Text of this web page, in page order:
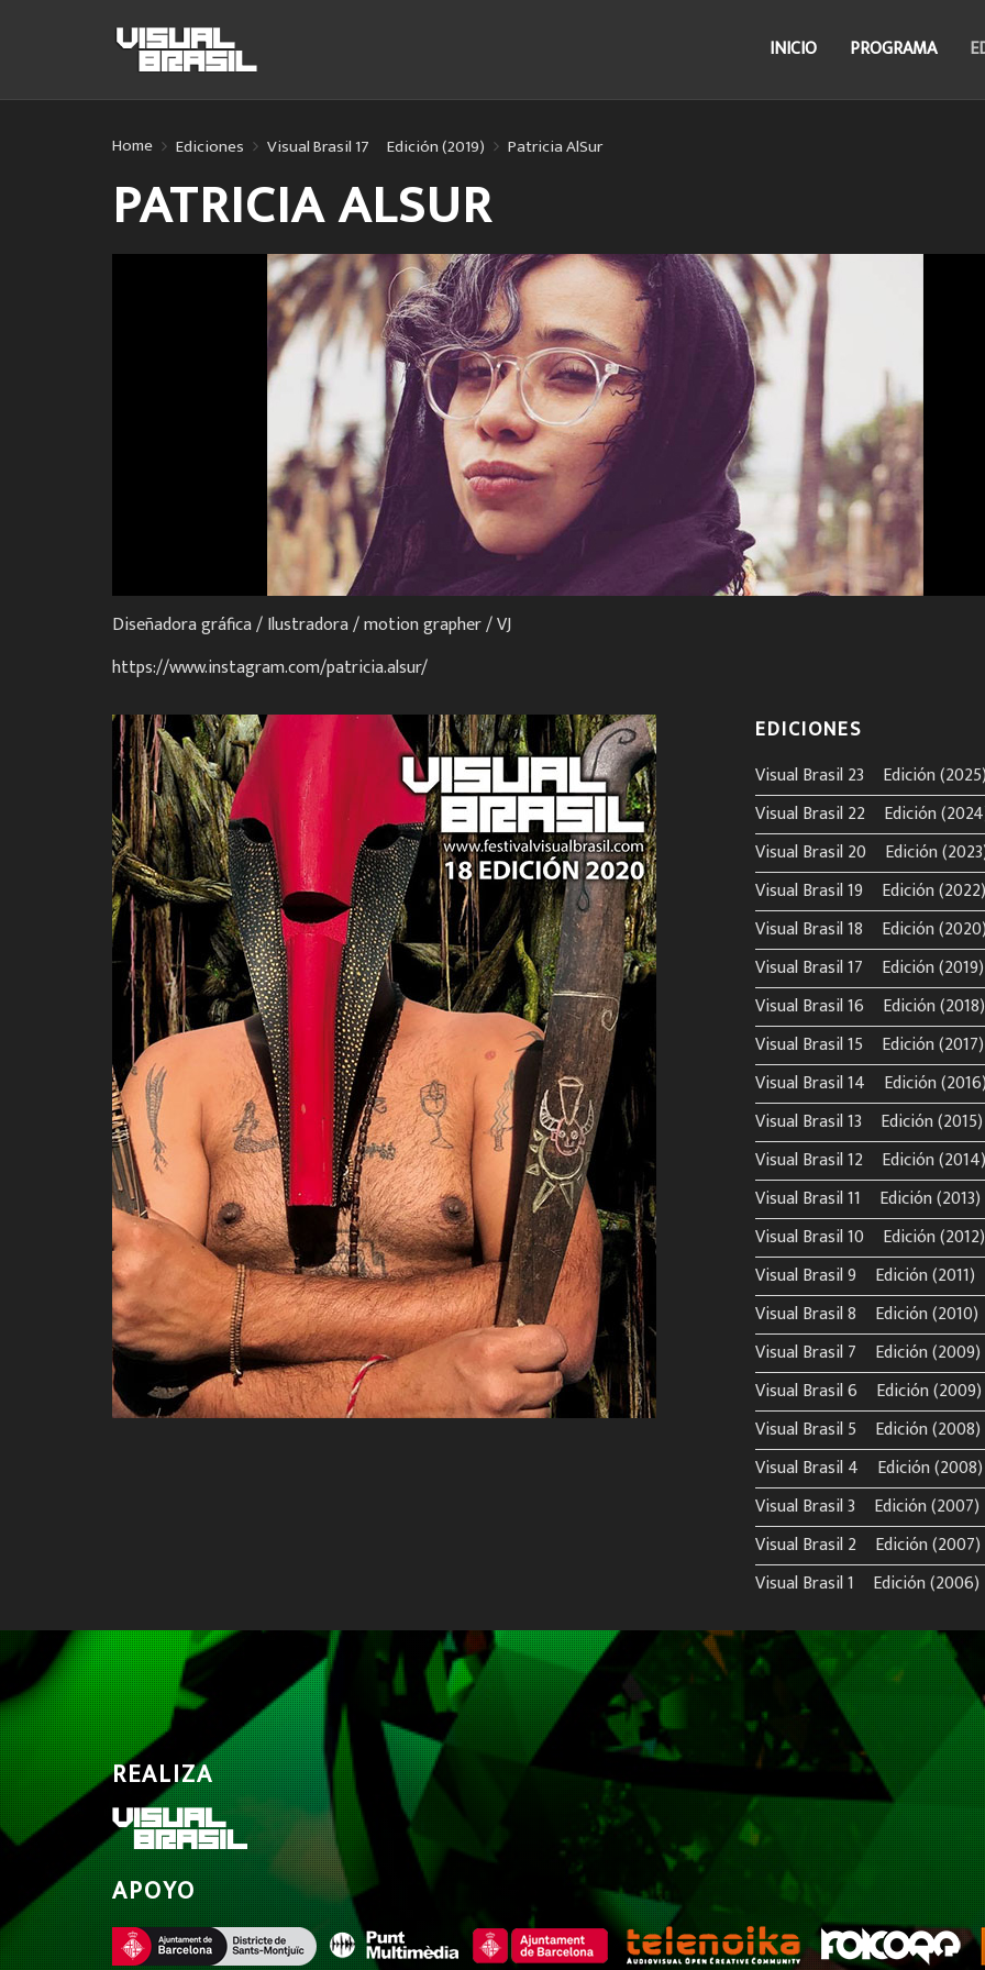
INICIO PROGRAMA
Home Ediciones Visual Brasil 17º Edición (2019) Patricia AlSur
PATRICIA ALSUR
Diseñadora gráfica / Ilustradora / motion grapher / VJ
https://www.instagram.com/patricia.alsur/
EDICIONES
Visual Brasil 23º Edición
Visual Brasil 22º Edición
Visual Brasil 20º Edición
Visual Brasil 19º Edición (2022)
Visual Brasil 18º Edición
Visual Brasil 17º Edición (2019)
Visual Brasil 16º Edición (2018)
Visual Brasil 15º Edición (2017)
Visual Brasil 14º Edición
Visual Brasil 13º Edición (2015)
Visual Brasil 12º Edición (2014)
Visual Brasil 11º Edición (2013)
Visual Brasil 10º Edición (2012)
Visual Brasil 9º Edición (2011)
Visual Brasil 8º Edición (2010)
Visual Brasil 7º Edición (2009)
Visual Brasil 6º Edición (2009)
Visual Brasil 5º Edición (2008)
Visual Brasil 4º Edición (2008)
Visual Brasil 3º Edición (2007)
Visual Brasil 2º Edición (2007)
Visual Brasil 1º Edición (2006)
REALIZA
APOYO